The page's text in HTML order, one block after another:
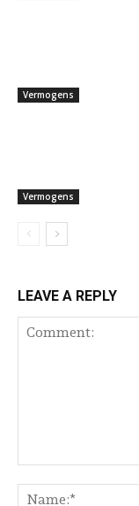
Vermogens
Vermogens
LEAVE A REPLY